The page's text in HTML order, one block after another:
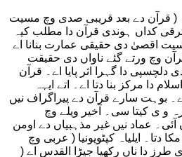
( قرآن دے بعد قریبی صدی وچ مسیت
کداں ہوندی قرآن دا مطلب کیہ
اقصیٰ دی حقیقی عمارت بنانا اے
وچ ورتے گئے ناواں دی حقیقت
دلچسپی دا گہرا اثر پایا اے۔ قرآن
دا مرکز بنا دتا اے۔ اتے ایہہ
بوہت سارے قرآن دے پیراگراف نیں
و ی کیتا سی۔ آخیر ویلے وچ
عماد نیں غیر مذہبیاں دے اومن
دتا۔ ایلیاہ کپٹویونیا ( عربی وچ
طرز دا ناں رکھیا جیڑا القدس اے (